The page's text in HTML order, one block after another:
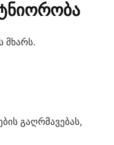
მხარს.
გაღრმავებას,